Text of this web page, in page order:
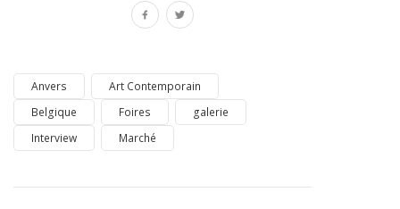
Anvers
Art Contemporain
Belgique
Foires
galerie
Interview
Marché